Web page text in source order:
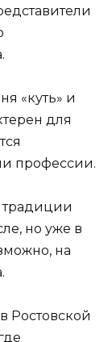
«куть» и
для
профессии.
традиции
но уже в
на
Ростовской